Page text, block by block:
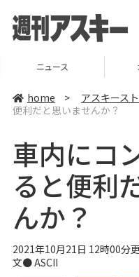
ニュース
home > アスキース
便利だと思いませんか？
車内にコ
ると便利
んか？
2021年10月21日 12時00分
文● ASCII